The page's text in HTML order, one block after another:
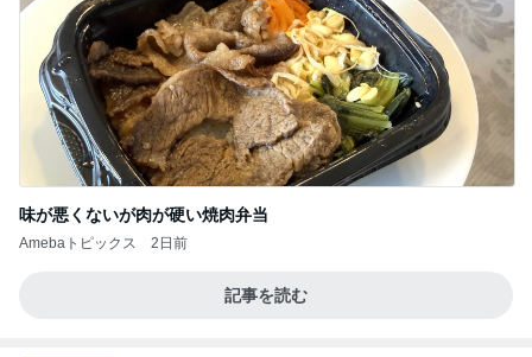
味が悪くないが肉が硬い焼肉弁当
Amebaトピックス 2日前
記事を読む